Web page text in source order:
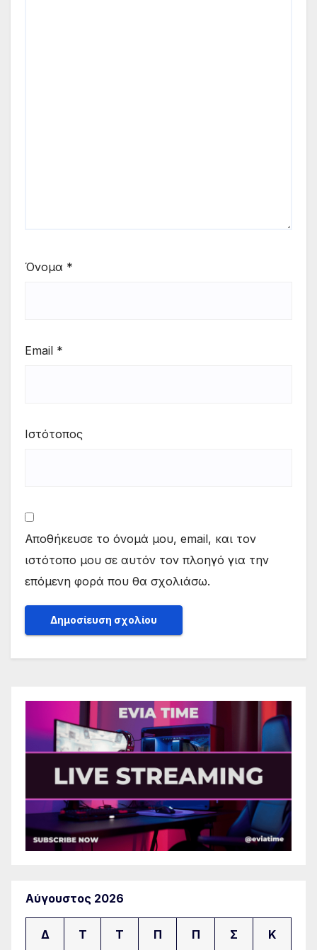
Όνομα *
Email *
Ιστότοπος
Αποθήκευσε το όνομά μου, email, και τον
ιστότοπο μου σε αυτόν τον πλοηγό για την
επόμενη φορά που θα σχολιάσω.
Αύγουστος 2026
Δ Τ Τ Π Π Σ Κ